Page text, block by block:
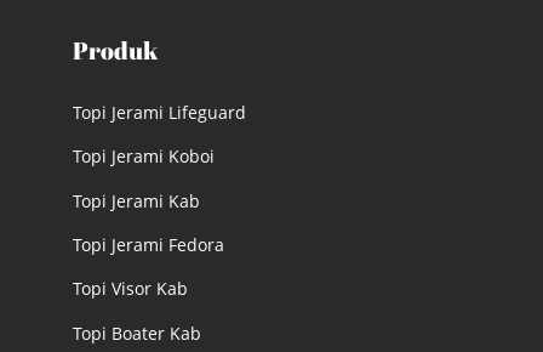
Produk
Topi Jerami Lifeguard
Topi Jerami Koboi
Topi Jerami Kab
Topi Jerami Fedora
Topi Visor Kab
Topi Boater Kab